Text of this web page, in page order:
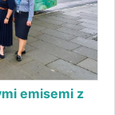
emisemi z